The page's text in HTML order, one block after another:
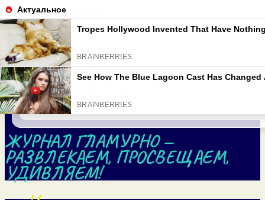
Перейти к содержанию
Search for:
ЖУРНАЛ ГЛАМУРНО —
РАЗВЛЕКАЕМ, ПРОСВЕЩАЕМ,
УДИВЛЯЕМ!